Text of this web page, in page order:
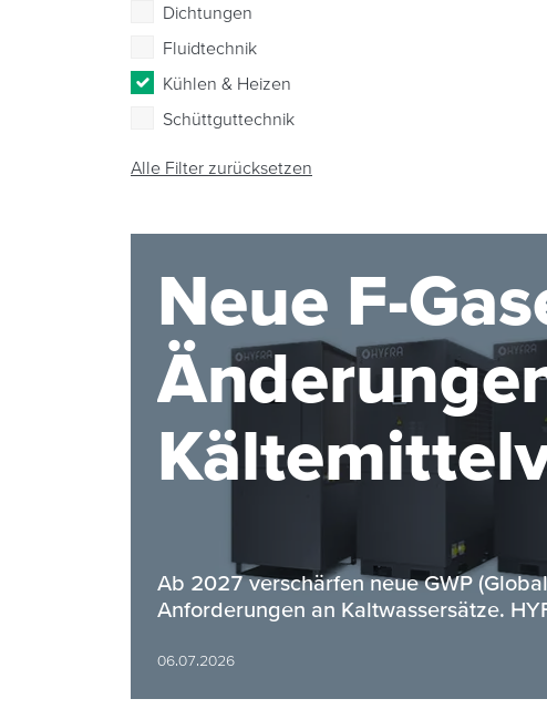
Dichtungen
Fluidtechnik
Kühlen & Heizen
Schüttguttechnik
Alle Filter zurücksetzen
Neue F-
Ab 2027 verschärfen neue GWP
Anforderungen an Kaltwassersätze.
06.07.2026